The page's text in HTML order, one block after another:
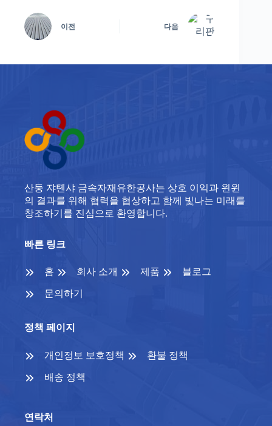
이전 다음
산둥 쟈톈샤 금속자재유한공사는 상호 이익과 윈윈
의 결과를 위해 협력을 협상하고 함께 빛나는 미래를
창조하기를 진심으로 환영합니다.
빠른 링크
홈 회사 소개 제품 블로그
문의하기
정책 페이지
개인정보 보호정책 환불 정책
배송 정책
연락처